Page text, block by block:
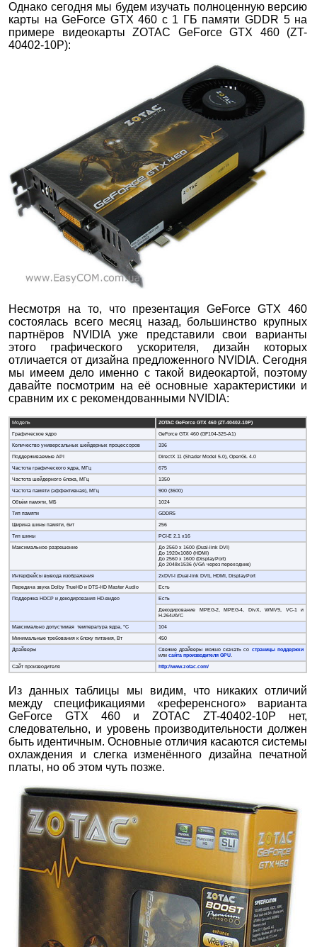
Однако сегодня мы будем изучать полноценную версию
карты на GeForce GTX 460 с 1 ГБ памяти GDDR 5 на
примере видеокарты ZOTAC GeForce GTX 460 (ZT-
40402-10P):
Несмотря на то, что презентация GeForce GTX 460
состоялась всего месяц назад, большинство крупных
партнёров NVIDIA уже представили свои варианты
этого графического ускорителя, дизайн которых
отличается от дизайна предложенного NVIDIA. Сегодня
мы имеем дело именно с такой видеокартой, поэтому
давайте посмотрим на её основные характеристики и
сравним их с рекомендованными NVIDIA:
Модель
ZOTAC GeForce GTX 460 (ZT-40402-10P)
Графическое ядро
GeForce GTX 460 (GF104-325-A1)
Количество универсальных шейдерных процессоров
336
Поддерживаемые API
DirectX 11 (Shader Model 5.0), OpenGL 4.0
Частота графического ядра, МГц
675
Частота шейдерного блока, МГц
1350
Частота памяти (эффективная), МГц
900 (3600)
Объём памяти, МБ
1024
Тип памяти
GDDR5
Ширина шины памяти, бит
256
Тип шины
PCI-E 2.1 x16
Максимальное разрешение
До 2560 x 1600 (Dual-link DVI)
До 1920x1080 (HDMI)
До 2560 x 1600 (DisplayPort)
До 2048x1536 (VGA через переходник)
Интерфейсы вывода изображения
2xDVI-I (Dual-link DVI), HDMI, DisplayPort
Передача звука Dolby TrueHD и DTS-HD Master Audio
Есть
Поддержка HDCP и декодирования HD-видео
Есть
Декодирование MPEG-2, MPEG-4, DivX, WMV9, VC-1 и
H.264/AVC
Максимально допустимая температура ядра, °С
104
Минимальные требования к блоку питания, Вт
450
Драйверы
Свежие драйверы можно скачать со страницы поддержки
илисайта производителя GPU.
Сайт производителя
http://www.zotac.com/
Из данных таблицы мы видим, что никаких отличий
между спецификациями «референсного» варианта
GeForce GTX 460 и ZOTAC ZT-40402-10P нет,
следовательно, и уровень производительности должен
быть идентичным. Основные отличия касаются системы
охлаждения и слегка изменённого дизайна печатной
платы, но об этом чуть позже.